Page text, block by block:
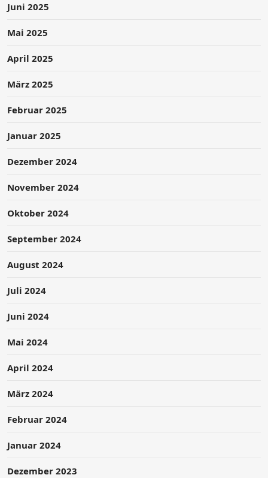
Juni 2025
Mai 2025
April 2025
März 2025
Februar 2025
Januar 2025
Dezember 2024
November 2024
Oktober 2024
September 2024
August 2024
Juli 2024
Juni 2024
Mai 2024
April 2024
März 2024
Februar 2024
Januar 2024
Dezember 2023